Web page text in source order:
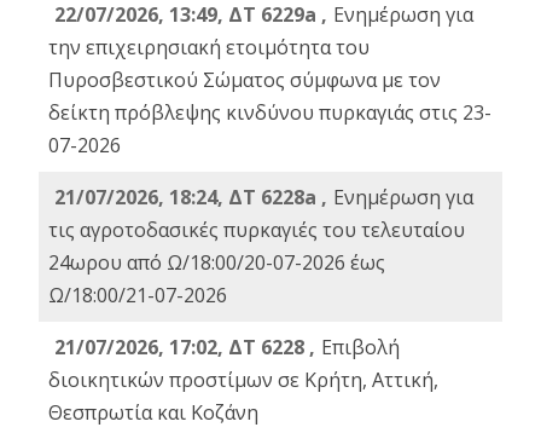
22/07/2026, 13:49, ΔΤ 6229a , Ενημέρωση για
την επιχειρησιακή ετοιμότητα του
Πυροσβεστικού Σώματος σύμφωνα με τον
δείκτη πρόβλεψης κινδύνου πυρκαγιάς στις 23-
07-2026
21/07/2026, 18:24, ΔΤ 6228a , Ενημέρωση για
τις αγροτοδασικές πυρκαγιές του τελευταίου
24ωρου από Ω/18:00/20-07-2026 έως
Ω/18:00/21-07-2026
21/07/2026, 17:02, ΔΤ 6228 , Επιβολή
διοικητικών προστίμων σε Κρήτη, Αττική,
Θεσπρωτία και Κοζάνη